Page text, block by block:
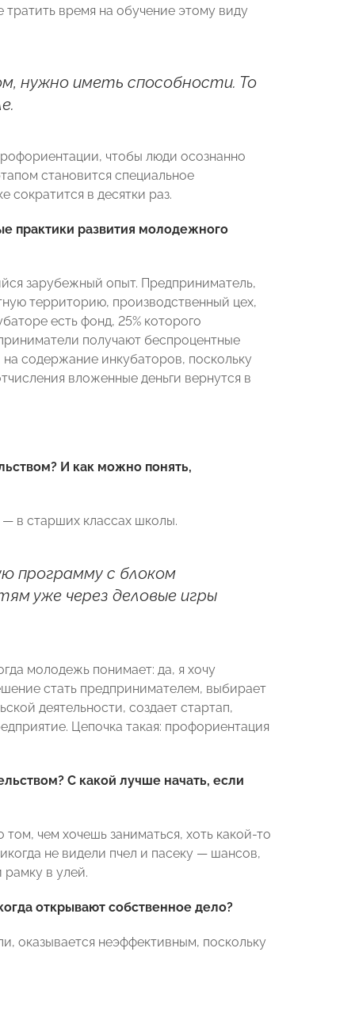
время на обучение этому виду
нужно иметь способности. То
чтобы люди осознанно
становится специальное
сократится в десятки раз.
практики развития молодежного
зарубежный опыт. Предприниматель,
территорию, производственный цех,
есть фонд, 25% которого
получают беспроцентные
содержание инкубаторов, поскольку
вложенные деньги вернутся в
И как можно понять,
— в старших классах школы.
программу с блоком
уже через деловые игры
молодежь понимает: да, я хочу
стать предпринимателем, выбирает
деятельности, создает стартап,
Цепочка такая: профориентация
С какой лучше начать, если
чем хочешь заниматься, хоть какой-то
не видели пчел и пасеку — шансов,
рамку в улей.
открывают собственное дело?
оказывается неэффективным, поскольку